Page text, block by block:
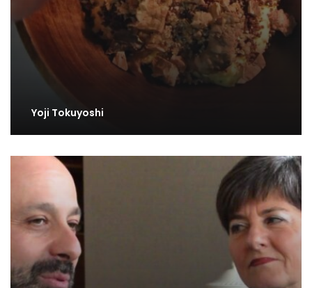
Yoji Tokuyoshi